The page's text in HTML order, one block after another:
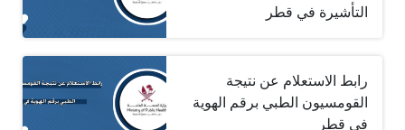
التأشيرة في قطر
رابط الاستعلام عن نتيجة
القومسيون الطبي برقم الهوية
في قطر